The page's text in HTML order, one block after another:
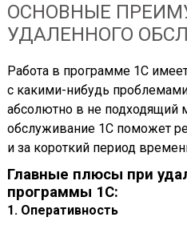
ОСНОВНЫЕ
УДАЛЕННОГО
Работа в программе 1С
с какими-нибудь
абсолютно в не подходящий
обслуживание 1С поможет
и за короткий период
Главные плюсы при
программы 1С:
1. Оперативность